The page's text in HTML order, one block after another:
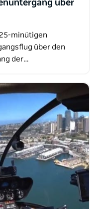
über
minütigen
über den
der…